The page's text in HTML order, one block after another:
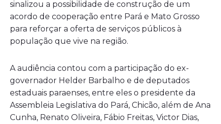
sinalizou a possibilidade de construção de um
acordo de cooperação entre Pará e Mato Grosso
para reforçar a oferta de serviços públicos à
população que vive na região.
A audiência contou com a participação do ex-
governador Helder Barbalho e de deputados
estaduais paraenses, entre eles o presidente da
Assembleia Legislativa do Pará, Chicão, além de Ana
Cunha, Renato Oliveira, Fábio Freitas, Victor Dias,